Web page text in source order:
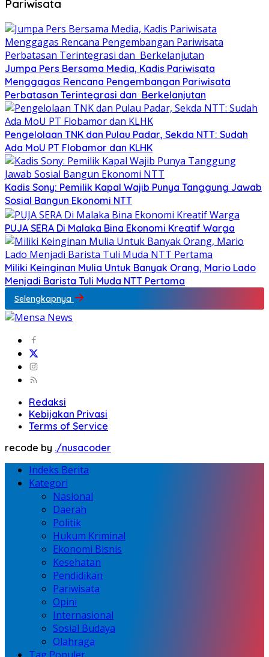
Pariwisata
Jumpa Pers Bersama Media, Kadis Pariwisata
Menggagas Rencana Pengembangan Pariwisata
Perbatasan Terintegrasi dan Berkelanjutan
Pengelolaan TNK dan Pulau Padar, Sekda NTT: Sudah
Ada MoU PT Flobamor dan KLHK
Kadis Sony: Pemilik Kapal Wajib Punya Tanggung Jawab
Sosial Bangun Ekonomi NTT
PUJA SERA Di Malaka Bina Ekonomi Kreatif Warga
Miliki Keinginan Mulia Untuk Banyak Orang, Mario Lado
Menjadi Barista Tuli Muda NTT Pertama
Selengkapnya
Redaksi
Kebijakan Privasi
Terms of Service
recode by ./nusacoder
Indeks Berita
Kategori
Nasional
Daerah
Politik
Hukum Kriminal
Ekonomi Bisnis
Kesehatan
Pendidikan
Pariwisata
Opini
Internasional
Sosial Budaya
Olahraga